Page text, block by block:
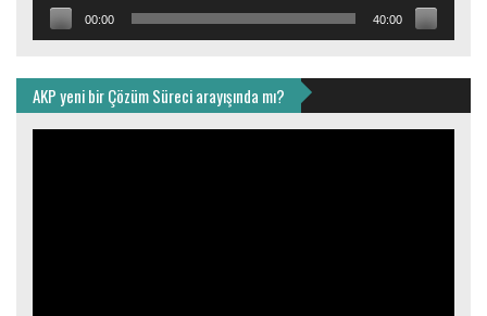
00:00 40:00
AKP yeni bir Çözüm Süreci arayışında mı?